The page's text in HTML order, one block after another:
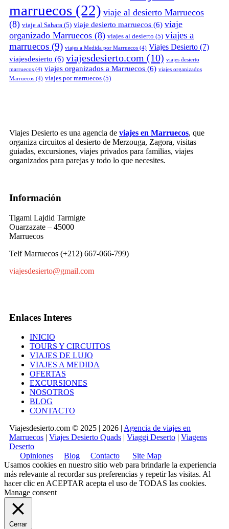
marruecos (22) viaje al desierto Marruecos
(8) viaje al Sahara (5) viaje desierto marruecos (6) viaje
organizado Marruecos (8) viajes al desierto (5) viajes a
marruecos (9) viajes a Medida por Marruecos (4) Viajes Desierto (7)
viajesdesierto (6) viajesdesierto.com (10) viajes desierto
marruecos (4) viajes organizados a Marruecos (6) viajes organizados
Marruecos (4) viajes por marruecos (5)
Viajes Desierto es una agencia de viajes en Marruecos, que
organiza circuitos al desierto de Merzouga, Zagora, visitas
guiadas, excursiones, viajes privados para familias, viajes
organizados para parejas y todo lo que necesites.
Información
Tigami Lajdid Tarmigte
Ouarzazate – 45000
Marruecos
Telf Marruecos (+212) 667-066-799)
viajesdesierto@gmail.com
Enlaces Interes
INICIO
TOURS Y CIRCUITOS
VIAJES DE LUJO
VIAJES A MEDIDA
OFERTAS
EXCURSIONES
NOSOTROS
BLOG
CONTACTO
Viajesdesierto.com © 2025 | 2026 | Agencia de viajes en
Marruecos | Viajes Desierto Quads | Viaggi Deserto | Viagens
Deserto
Opiniones
Blog Contacto
Site Map
Usamos cookies en nuestro sitio web para brindarle la experiencia
más relevante al recordar sus preferencias y repetir las visitas. Al
hacer clic en ACEPTAR acepta el uso de TODAS las cookies.
Manage consent
Cerrar